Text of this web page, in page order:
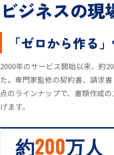
ビジネスの現
「ゼロから作る
2000年のサービス開始以来、約
た。専門家監修の契約書、請求
点のラインナップで、書類作成
げます。
約200万人